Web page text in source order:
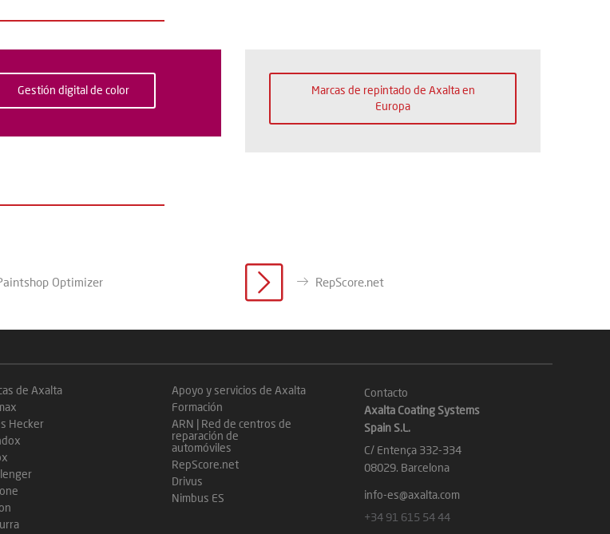
Gestión digital de color
Marcas de repintado de Axalta en
Europa
Optimizer RepScore.net
de Axalta
Hecker
Apoyo y servicios de Axalta
Formación
ARN | Red de centros de
reparación de
automóviles
RepScore.net
Drivus
Nimbus ES
Contacto
Axalta Coating Systems
Spain S.L.
C/ Entença 332-334
08029. Barcelona
info-es@axalta.com
+34 91 615 54 44